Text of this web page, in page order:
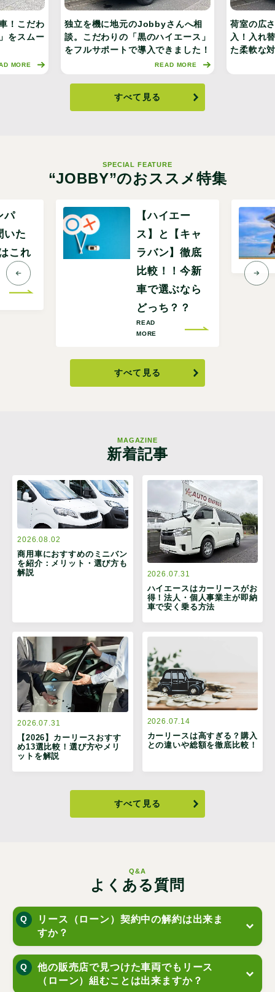
！こだわ
をスムー
MORE
独立を機に地元のJobbyさんへ相
談。こだわりの「黒のハイエース」
をフルサポートで導入できました！
READ MORE
荷室の広
入！入れ
た柔軟な
すべて見る
SPECIAL FEATURE
“JOBBY”のおススメ特集
パ
いた
これ
【ハイエー
ス】と【キャ
ラバン】徹底
比較！！今新
車で選ぶなら
どっち？？
READ
MORE
すべて見る
MAGAZINE
新着記事
2026.08.02
商用車におすすめのミニバン
を紹介：メリット・選び方も
解説
2026.07.31
ハイエースはカーリースがお
得！法人・個人事業主が即納
車で安く乗る方法
2026.07.31
【2026】カーリースおすす
め13選比較！選び方やメリ
ットを解説
2026.07.14
カーリースは高すぎる？購入
との違いや総額を徹底比較！
すべて見る
Q&A
よくある質問
リース（ローン）契約中の解約は出来ま
すか？
他の販売店で見つけた車両でもリース
（ローン）組むことは出来ますか？